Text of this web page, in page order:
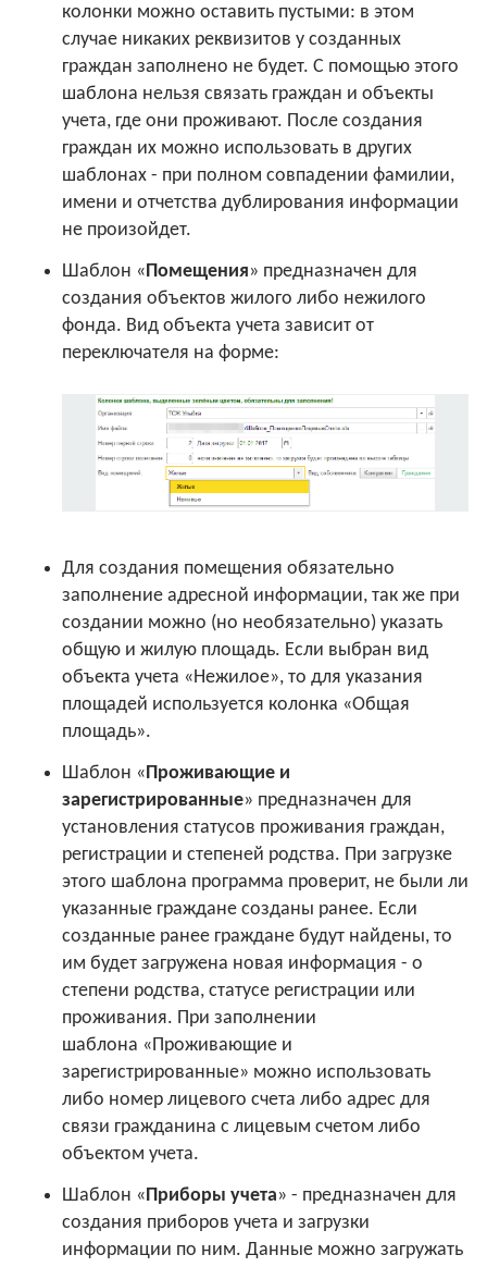
колонки можно оставить пустыми: в этом
случае никаких реквизитов у созданных
граждан заполнено не будет. С помощью этого
шаблона нельзя связать граждан и объекты
учета, где они проживают. После создания
граждан их можно использовать в других
шаблонах - при полном совпадении фамилии,
имени и отчетства дублирования информации
не произойдет.
Шаблон « Помещения» предназначен для
создания объектов жилого либо нежилого
фонда. Вид объекта учета зависит от
переключателя на форме:
Для создания помещения обязательно
заполнение адресной информации, так же при
создании можно (но необязательно) указать
общую и жилую площадь. Если выбран вид
объекта учета «Нежилое», то для указания
площадей используется колонка «Общая
площадь».
Шаблон «Проживающие и
зарегистрированные» предназначен для
установления статусов проживания граждан,
регистрации и степеней родства. При загрузке
этого шаблона программа проверит, не были ли
указанные граждане созданы ранее. Если
созданные ранее граждане будут найдены, то
им будет загружена новая информация - о
степени родства, статусе регистрации или
проживания. При заполнении
шаблона «Проживающие и
зарегистрированные» можно использовать
либо номер лицевого счета либо адрес для
связи гражданина с лицевым счетом либо
объектом учета.
Шаблон «Приборы учета» - предназначен для
создания приборов учета и загрузки
информации по ним. Данные можно загружать